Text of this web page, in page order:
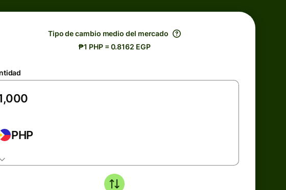
Tipo de cambio medio del mercado
₱1 PHP = 0.8162 EGP
PHP